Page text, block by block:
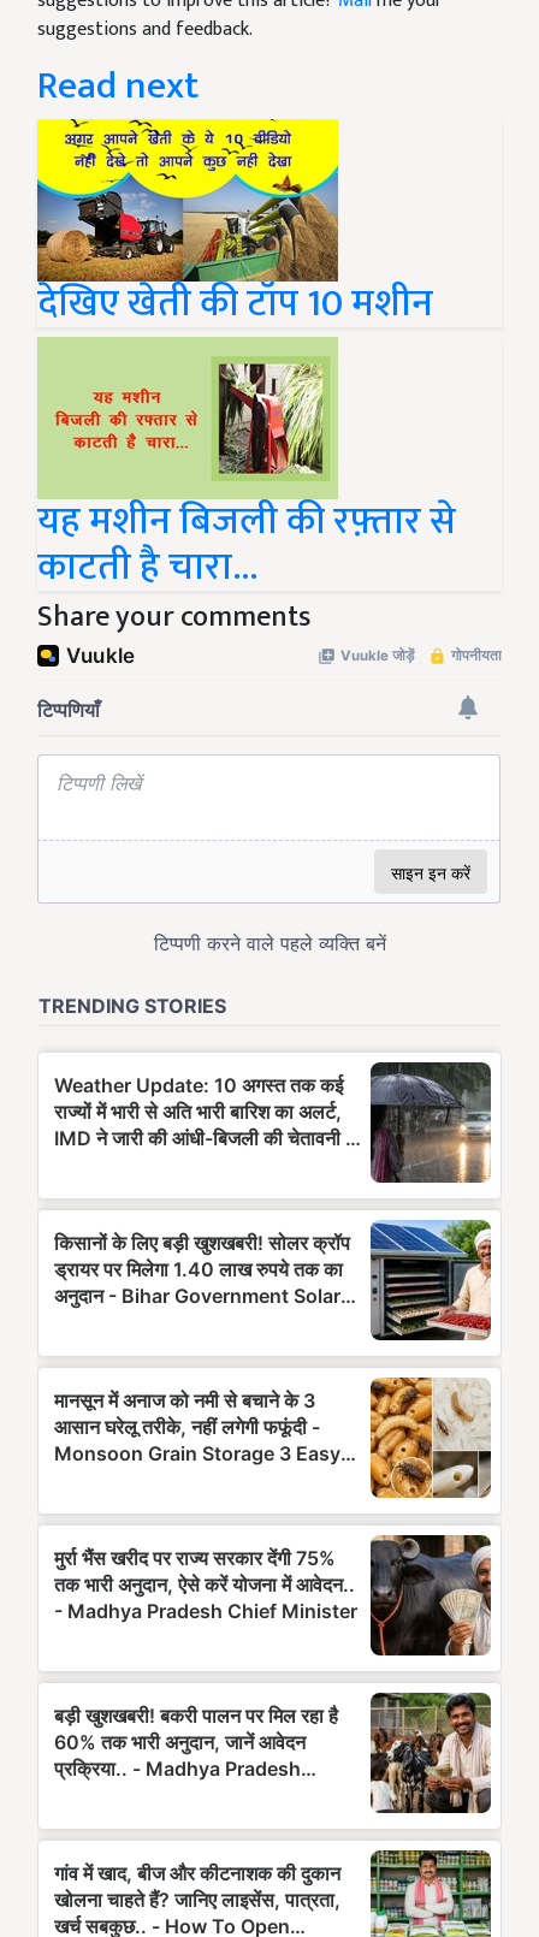
suggestions and feedback.
Read next
देखिए खेती की टॉप 10 मशीन
यह मशीन बिजली की रफ़्तार से
काटती है चारा...
Share your comments